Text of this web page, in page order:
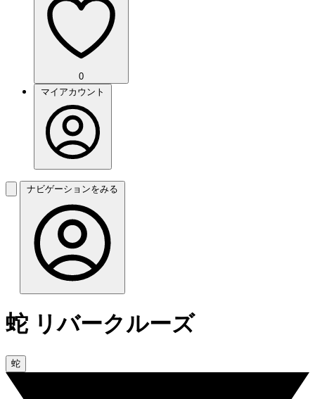
0
マイアカウント
ナビゲーションをみる
蛇 リバークルーズ
蛇